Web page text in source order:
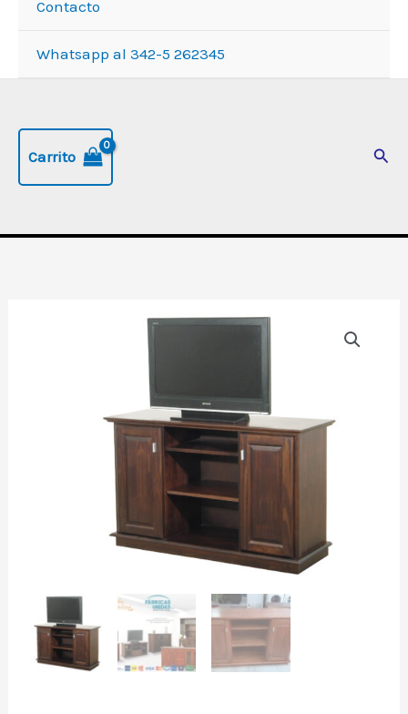
Contacto
Whatsapp al 342-5 262345
Carrito
estantes.
Cod.
"1906",